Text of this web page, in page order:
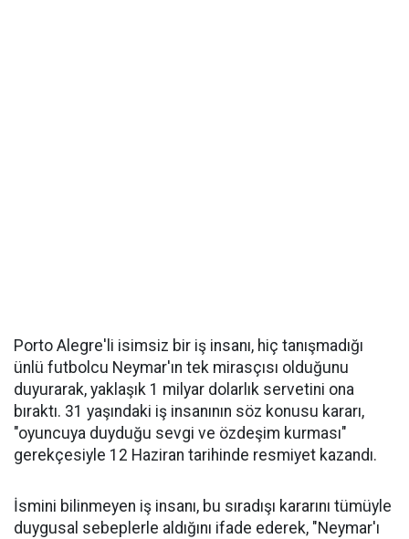
Porto Alegre'li isimsiz bir iş insanı, hiç tanışmadığı
ünlü futbolcu Neymar'ın tek mirasçısı olduğunu
duyurarak, yaklaşık 1 milyar dolarlık servetini ona
bıraktı. 31 yaşındaki iş insanının söz konusu kararı,
"oyuncuya duyduğu sevgi ve özdeşim kurması"
gerekçesiyle 12 Haziran tarihinde resmiyet kazandı.
İsmini bilinmeyen iş insanı, bu sıradışı kararını tümüyle
duygusal sebeplerle aldığını ifade ederek, "Neymar'ı